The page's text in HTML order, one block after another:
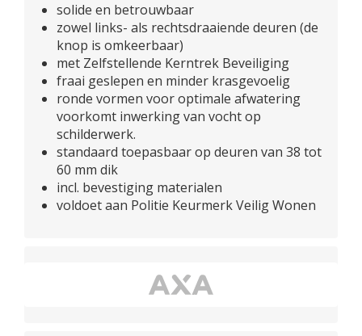
solide en betrouwbaar
zowel links- als rechtsdraaiende deuren (de
knop is omkeerbaar)
met Zelfstellende Kerntrek Beveiliging
fraai geslepen en minder krasgevoelig
ronde vormen voor optimale afwatering
voorkomt inwerking van vocht op
schilderwerk.
standaard toepasbaar op deuren van 38 tot
60 mm dik
incl. bevestiging materialen
voldoet aan Politie Keurmerk Veilig Wonen